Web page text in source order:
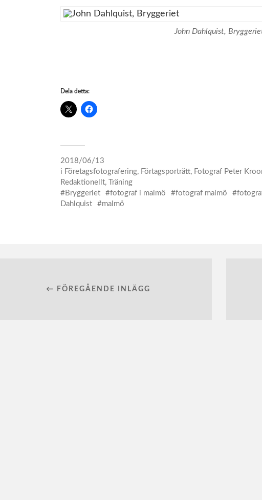
John Dahlquist,
Dela detta:
2018/06/13
i Företagsfotografering, Förtagsporträtt, Fotograf Peter
Redaktionellt, Träning
Bryggeriet
fotograf i malmö fotograf malmö
Dahlquist
malmö
← FÖREGÅENDE INLÄGG